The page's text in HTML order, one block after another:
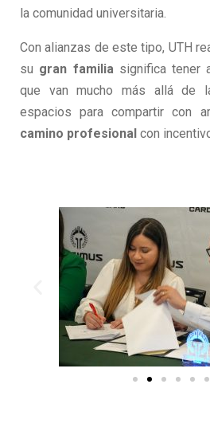
la comunidad universitaria.
Con alianzas de este tipo, UTH
su gran familia significa tener
que van mucho más allá de
espacios para compartir con
camino profesional con